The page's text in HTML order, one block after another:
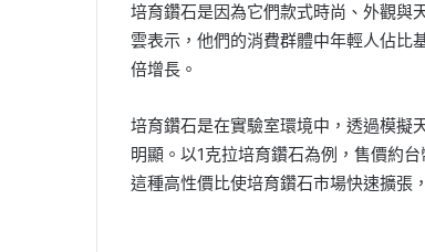
培育鑽石是因為它們款式時尚、外觀與
雲表示，他們的消費群體中年輕人佔比
倍增長。
培育鑽石是在實驗室環境中，透過模擬
明顯。以1克拉培育鑽石為例，售價約
這種高性價比使培育鑽石市場快速擴張